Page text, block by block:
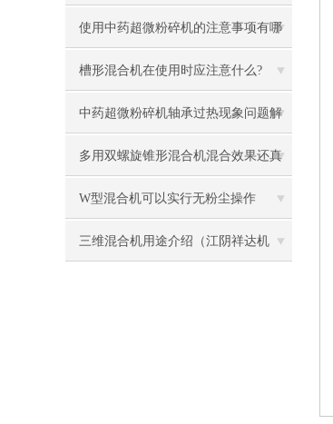
使用中药超微粉碎机的注意事项有哪
些
槽形混合机在使用时应注意什么?
中药超微粉碎机轴承过热现象问题解
答
多用双螺旋锥形混合机混合效果还真
是理想
W型混合机可以实行无粉尘操作
三维混合机用途介绍（江阴祥达机